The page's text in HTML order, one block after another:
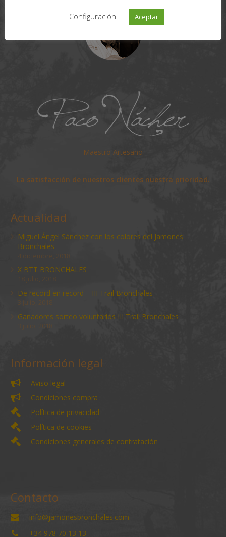
Maestro Artesano
La satisfacción de nuestros clientes nuestra prioridad.
Actualidad
Miguel Ángel Sánchez con los colores del Jamones
Bronchales
4 diciembre, 2018
X BTT BRONCHALES
18 julio, 2018
De record en record – III Trail Bronchales
3 julio, 2018
Ganadores sorteo voluntarios III Trail Bronchales
3 julio, 2018
Información legal
Aviso legal
Condiciones compra
Política de privacidad
Política de cookies
Condiciones generales de contratación
Contacto
info@jamonesbronchales.com
+34 978 70 13 13
Configuración Aceptar